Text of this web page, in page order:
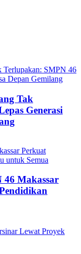
Tak
Generasi
46 Makassar